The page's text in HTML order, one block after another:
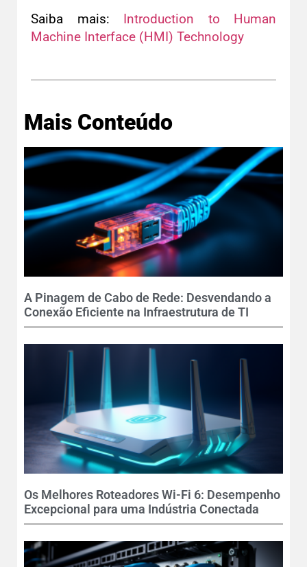
Saiba mais: Introduction to Human
Machine Interface (HMI) Technology
Mais Conteúdo
A Pinagem de Cabo de Rede: Desvendando a
Conexão Eficiente na Infraestrutura de TI
Os Melhores Roteadores Wi-Fi 6: Desempenho
Excepcional para uma Indústria Conectada